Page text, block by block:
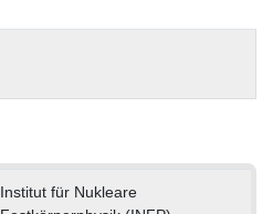
Institut für Nukleare